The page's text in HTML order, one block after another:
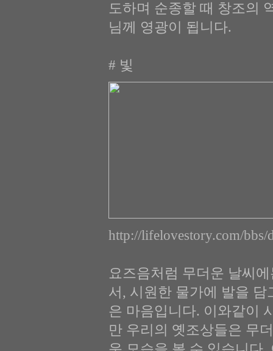
도하며 순종할 때 창조의
님께 영광이 됩니다.
# 빛
http://lifelovestory.com/bbs/
요즈음처럼 무더운 날씨
서, 시원한 물가에 발을
은 마음입니다. 이와같이
만 우리의 옛조상들은 무